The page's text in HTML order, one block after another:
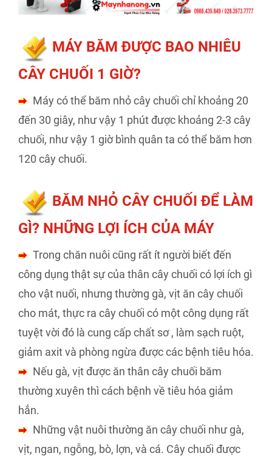
MÁY BĂM ĐƯỢC BAO NHIÊU
CÂY CHUỐI 1 GIỜ?
Máy có thể băm nhỏ cây chuối chỉ khoảng 20
đến 30 giây, như vậy 1 phút được khoảng 2-3 cây
chuối, như vậy 1 giờ bình quân ta có thể băm hơn
120 cây chuối.
BĂM NHỎ CÂY CHUỐI ĐỂ LÀM
GÌ? NHỮNG LỢI ÍCH CỦA MÁY
Trong chăn nuôi cũng rất ít người biết đến
công dụng thật sự của thân cây chuối có lợi ích gì
cho vật nuối, nhưng thường gà, vịt ăn cây chuối
cho mát, thực ra cây chuối có một công dụng rất
tuyệt vời đó là cung cấp chất sơ , làm sạch ruột,
giảm axit và phòng ngừa được các bệnh tiêu hóa.
Nếu gà, vịt được ăn thân cây chuối băm
thường xuyên thì cách bệnh về tiêu hóa giảm
hẳn.
Những vật nuôi thường ăn cây chuối như gà,
vịt, ngan, ngỗng, bò, lợn, và cá. Cây chuối được